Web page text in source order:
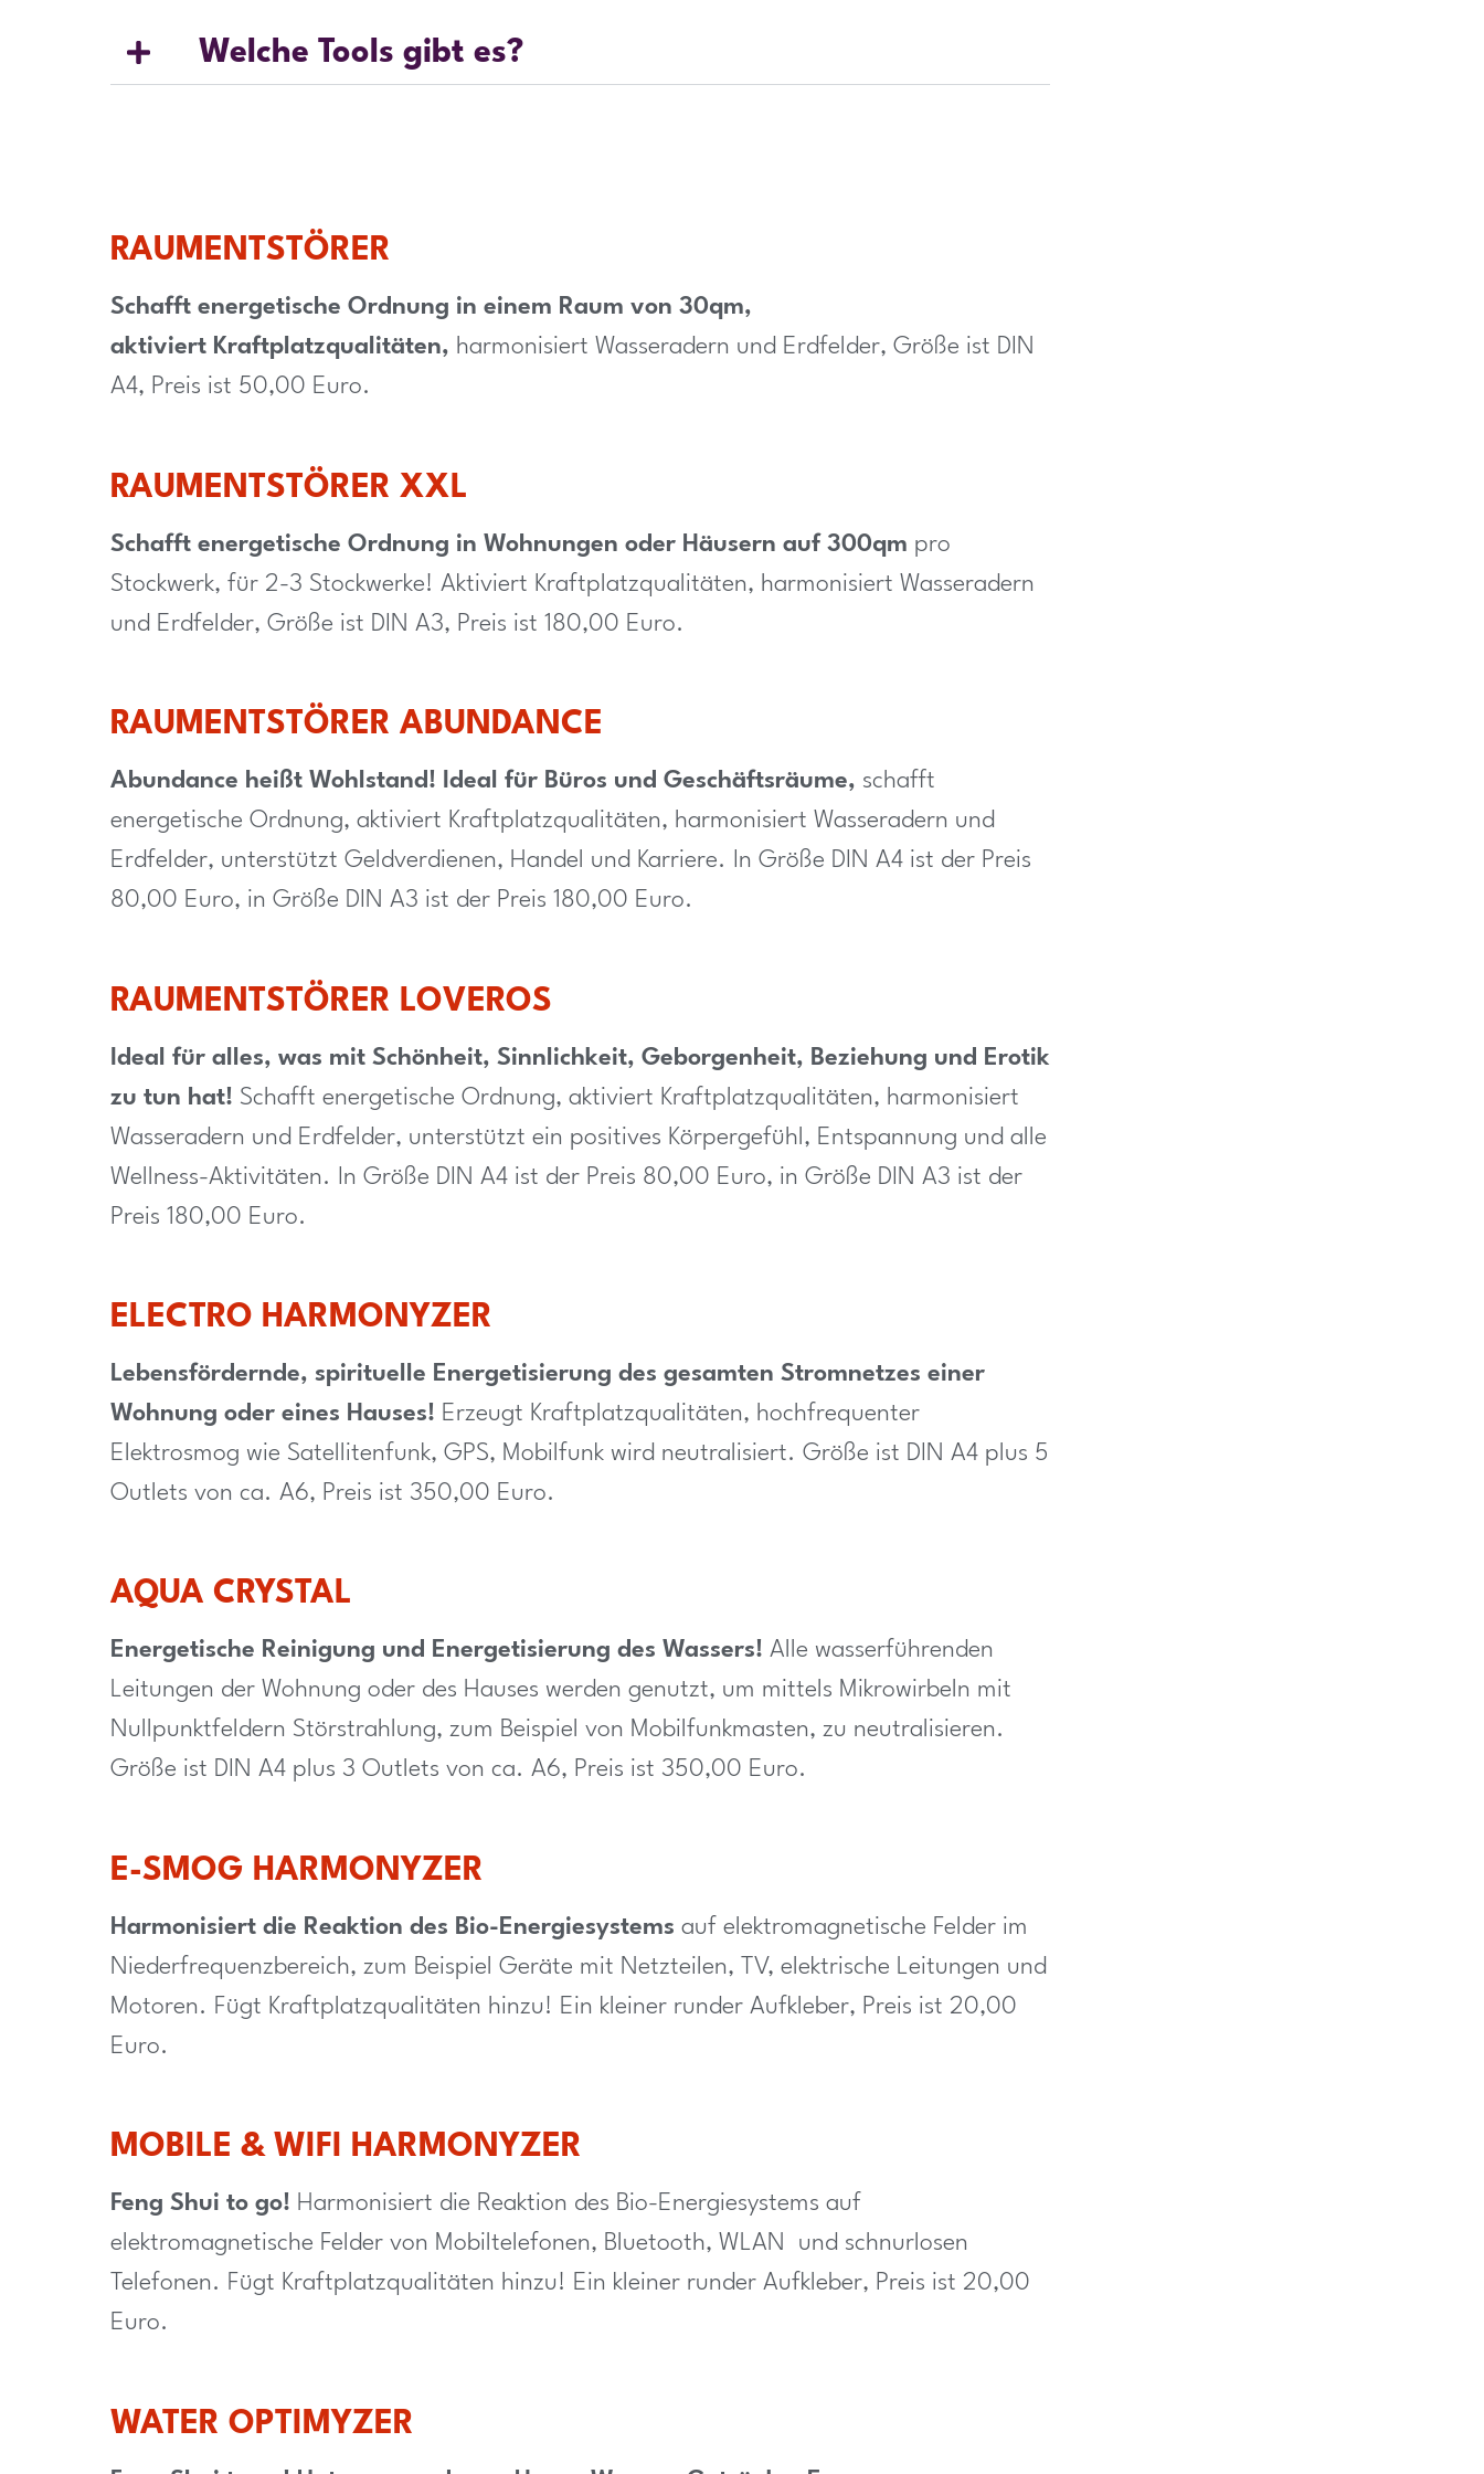
Welche Tools gibt es?
RAUMENTSTÖRER
Schafft energetische Ordnung in einem Raum von 30qm,
aktiviert Kraftplatzqualitäten, harmonisiert Wasseradern und Erdfelder, Größe ist DIN
A4, Preis ist 50,00 Euro.
RAUMENTSTÖRER XXL
Schafft energetische Ordnung in Wohnungen oder Häusern auf 300qm pro
Stockwerk, für 2-3 Stockwerke! Aktiviert Kraftplatzqualitäten, harmonisiert Wasseradern
und Erdfelder, Größe ist DIN A3, Preis ist 180,00 Euro.
RAUMENTSTÖRER ABUNDANCE
Abundance heißt Wohlstand! Ideal für Büros und Geschäftsräume, schafft
energetische Ordnung, aktiviert Kraftplatzqualitäten, harmonisiert Wasseradern und
Erdfelder, unterstützt Geldverdienen, Handel und Karriere. In Größe DIN A4 ist der Preis
80,00 Euro, in Größe DIN A3 ist der Preis 180,00 Euro.
RAUMENTSTÖRER LOVEROS
Ideal für alles, was mit Schönheit, Sinnlichkeit, Geborgenheit, Beziehung und Erotik
zu tun hat! Schafft energetische Ordnung, aktiviert Kraftplatzqualitäten, harmonisiert
Wasseradern und Erdfelder, unterstützt ein positives Körpergefühl, Entspannung und alle
Wellness-Aktivitäten. In Größe DIN A4 ist der Preis 80,00 Euro, in Größe DIN A3 ist der
Preis 180,00 Euro.
ELECTRO HARMONYZER
Lebensfördernde, spirituelle Energetisierung des gesamten Stromnetzes einer
Wohnung oder eines Hauses! Erzeugt Kraftplatzqualitäten, hochfrequenter
Elektrosmog wie Satellitenfunk, GPS, Mobilfunk wird neutralisiert. Größe ist DIN A4 plus 5
Outlets von ca. A6, Preis ist 350,00 Euro.
AQUA CRYSTAL
Energetische Reinigung und Energetisierung des Wassers! Alle wasserführenden
Leitungen der Wohnung oder des Hauses werden genutzt, um mittels Mikrowirbeln mit
Nullpunktfeldern Störstrahlung, zum Beispiel von Mobilfunkmasten, zu neutralisieren.
Größe ist DIN A4 plus 3 Outlets von ca. A6, Preis ist 350,00 Euro.
E-SMOG HARMONYZER
Harmonisiert die Reaktion des Bio-Energiesystems auf elektromagnetische Felder im
Niederfrequenzbereich, zum Beispiel Geräte mit Netzteilen, TV, elektrische Leitungen und
Motoren. Fügt Kraftplatzqualitäten hinzu! Ein kleiner runder Aufkleber, Preis ist 20,00
Euro.
MOBILE & WIFI HARMONYZER
Feng Shui to go! Harmonisiert die Reaktion des Bio-Energiesystems auf
elektromagnetische Felder von Mobiltelefonen, Bluetooth, WLAN und schnurlosen
Telefonen. Fügt Kraftplatzqualitäten hinzu! Ein kleiner runder Aufkleber, Preis ist 20,00
Euro.
WATER OPTIMYZER